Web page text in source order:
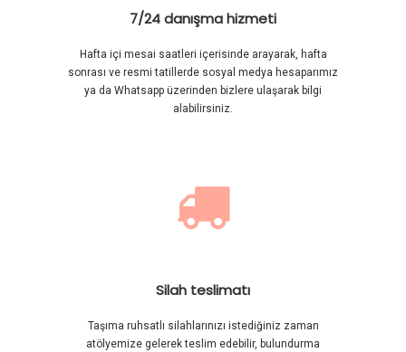
7/24 danışma hizmeti
Hafta içi mesai saatleri içerisinde arayarak, hafta
sonrası ve resmi tatillerde sosyal medya hesaparımız
ya da Whatsapp üzerinden bizlere ulaşarak bilgi
alabilirsiniz.

Silah teslimatı
Taşıma ruhsatlı silahlarınızı istediğiniz zaman
atölyemize gelerek teslim edebilir, bulundurma